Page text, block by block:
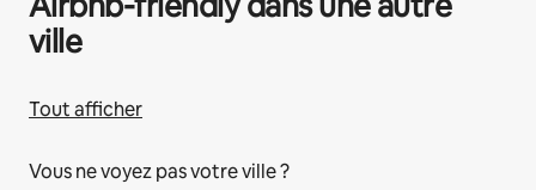
ville
Tout afficher
Vous ne voyez pas votre ville ?